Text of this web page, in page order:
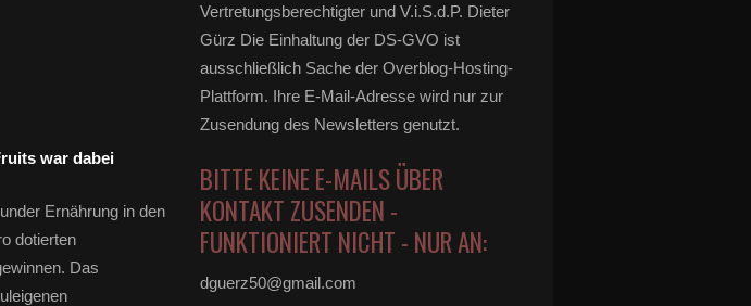
war dabei
Ernährung in den
dotierten
Das
Vertretungsberechtigter und V.i.S.d.P. Dieter
Gürz Die Einhaltung der DS-GVO ist
ausschließlich Sache der Overblog-Hosting-
Plattform. Ihre E-Mail-Adresse wird nur zur
Zusendung des Newsletters genutzt.
BITTE KEINE E-MAILS ÜBER
KONTAKT ZUSENDEN -
FUNKTIONIERT NICHT - NUR AN:
dguerz50@gmail.com